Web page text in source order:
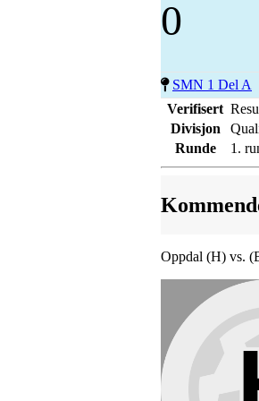
0
SMN 1 Del A
Verifisert
Divisjon
Runde
1.
Oppdal (H) vs.